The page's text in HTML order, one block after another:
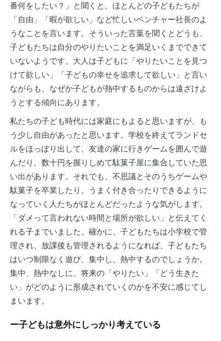
番何をしたい？」と聞くと、ほとんどの子どもたちが
「自由」「暇が欲しい」など忙しいベンチャー社長のよ
うなことを言います。そういった言葉を聞くとどうも、
子どもたちは自分のやりたいことを満足いくまでできて
いないようです。大人は子どもに「やりたいことを見つ
けて欲しい」「子どもの幸せを追求して欲しい」と言い
ながらも、なぜか子どもが熱中するものからは遠ざけよ
うとする傾向にあります。
私たちの子ども時代には家庭にもよると思いますが、も
う少し自由があったと思います。学校を終えてランドセ
ルをほっぽり出して、友達の家に行きゲームを囲んで遊
んだり、数十円を握りしめて駄菓子屋に集合していた思
い出があります。それでも、不思議とそのうちゲームや
駄菓子を卒業したり、うまく付き合ったりできるように
なっていく人たちがほとんどだったような気がします。
「ダメって言われない時間と場所が欲しい」と伝えてく
れる子までいました。確かに、子どもたちは小学校で管
理され、放課後も管理されるようになれば、子どもたち
はいつ制限なく遊び、集中し、熱中するのでしょうか。
集中、熱中なしに、将来の「やりたい」「どう生きた
い」がどのように形成されていくのかを不安に感じてし
まいます。
ー子どもは意外にしっかり考えている